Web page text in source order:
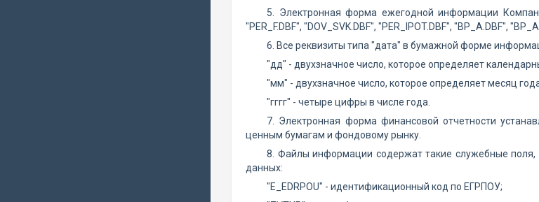
5. Электронная форма ежегодной информации
"PER_F.DBF", "DOV_SVK.DBF", "PER_IPOT.DBF", "BP_A.DBF",
6. Все реквизиты типа "дата" в бумажной форме
"дд" - двухзначное число, которое определяет
"мм" - двухзначное число, которое определяет месяц
"гггг" - четыре цифры в числе года.
7. Электронная форма финансовой отчетности
ценным бумагам и фондовому рынку.
8. Файлы информации содержат такие служебные поля,
данных:
"E_EDRPOU" - идентификационный код по ЕГРПОУ;